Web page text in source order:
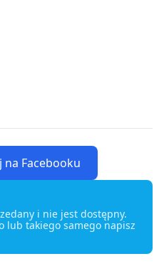
Facebooku
i nie jest dostępny.
lub takiego samego napisz